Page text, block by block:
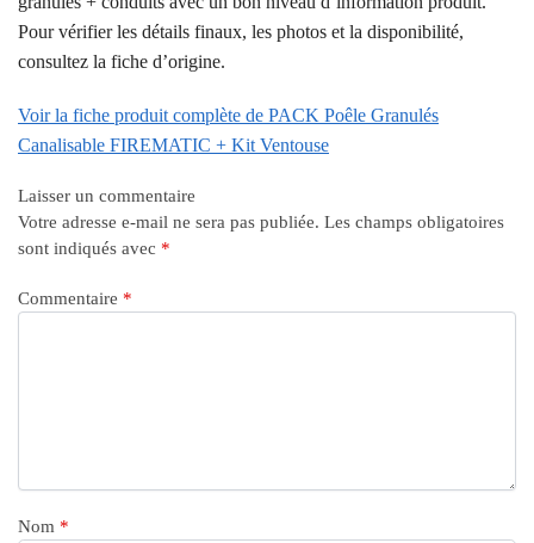
Pour vérifier les détails finaux, les photos et la disponibilité,
consultez la fiche d’origine.
Voir la fiche produit complète de PACK Poêle Granulés
Canalisable FIREMATIC + Kit Ventouse
Laisser un commentaire
Votre adresse e-mail ne sera pas publiée. Les champs obligatoires
sont indiqués avec *
Commentaire *
Nom *